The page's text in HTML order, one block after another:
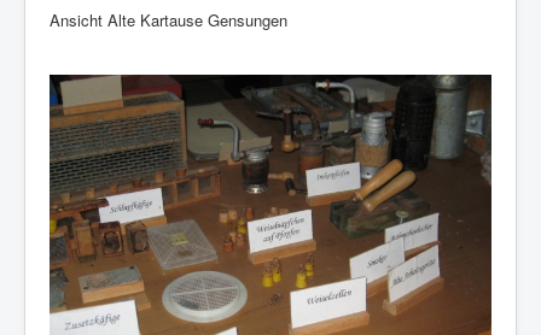
Ansicht Alte Kartause Gensungen